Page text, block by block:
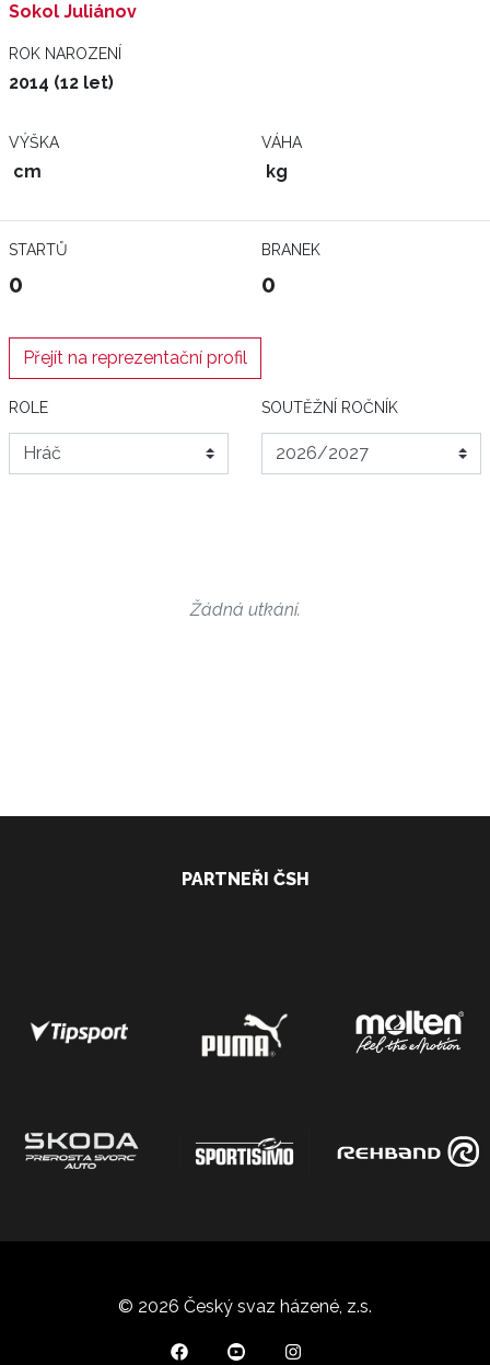
Sokol Juliánov
ROK NAROZENÍ
2014 (12 let)
VÝŠKA
cm
VÁHA
kg
STARTŮ
0
BRANEK
0
Přejít na reprezentační profil
ROLE SOUTĚŽNÍ ROČNÍK
Žádná utkání.
PARTNEŘI ČSH
© 2026 Český svaz házené, z.s.